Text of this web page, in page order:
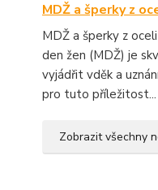
MDŽ a šperky z
MDŽ a šperky z
den žen (MDŽ) je
vyjádřit vděk a
pro tuto příležitost...
Zobrazit všechny